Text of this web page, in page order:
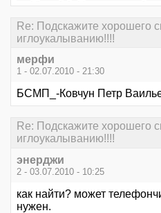
Re: Подскажите хорошего
иглоукалыванию!!!!
мерфи
1 - 02.07.2010 - 21:30
БСМП_-Ковчун Петр
Re: Подскажите хорошего
иглоукалыванию!!!!
энерджи
2 - 03.07.2010 - 10:25
как найти? может
нужен.